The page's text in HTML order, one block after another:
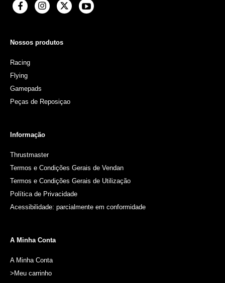
Nossos produtos
Racing
Flying
Gamepads
Peças de Reposiçao
Informação
Thrustmaster
Termos e Condições Gerais de Vendan
Termos e Condições Gerais de Utilização
Política de Privacidade
Acessibilidade: parcialmente em conformidade
A Minha Conta
A Minha Conta
>Meu carrinho